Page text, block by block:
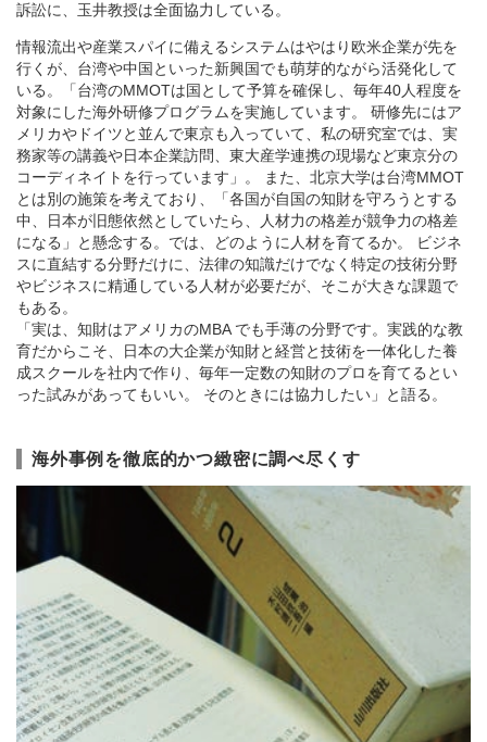
訴訟に、玉井教授は全面協力している。
情報流出や産業スパイに備えるシステムはやはり欧米企業が先を
行くが、台湾や中国といった新興国でも萌芽的ながら活発化して
いる。「台湾のMMOTは国として予算を確保し、毎年40人程度を
対象にした海外研修プログラムを実施しています。 研修先にはア
メリカやドイツと並んで東京も入っていて、私の研究室では、実
務家等の講義や日本企業訪問、東大産学連携の現場など東京分の
コーディネイトを行っています」。 また、北京大学は台湾MMOT
とは別の施策を考えており、「各国が自国の知財を守ろうとする
中、日本が旧態依然としていたら、人材力の格差が競争力の格差
になる」と懸念する。では、どのように人材を育てるか。 ビジネ
スに直結する分野だけに、法律の知識だけでなく特定の技術分野
やビジネスに精通している人材が必要だが、そこが大きな課題で
もある。
「実は、知財はアメリカのMBA でも手薄の分野です。実践的な教
育だからこそ、日本の大企業が知財と経営と技術を一体化した養
成スクールを社内で作り、毎年一定数の知財のプロを育てるとい
った試みがあってもいい。 そのときには協力したい」と語る。
海外事例を徹底的かつ緻密に調べ尽くす